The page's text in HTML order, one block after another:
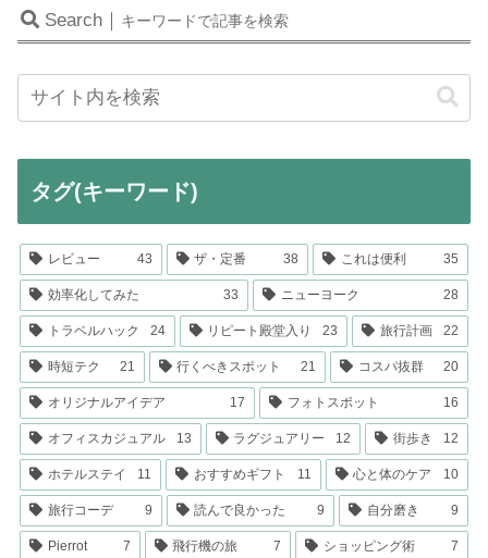
Search｜ キーワードで記事を検索
タグ(キーワード)
レビュー 43 ザ・定番 38 これは便利 35
効率化してみた 33 ニューヨーク 28
トラベルハック 24 リピート殿堂入り 23 旅行計画 22
時短テク 21 行くべきスポット 21 コスパ抜群 20
オリジナルアイデア 17 フォトスポット 16
オフィスカジュアル 13 ラグジュアリー 12 街歩き 12
ホテルステイ 11 おすすめギフト 11 心と体のケア 10
旅行コーデ 9 読んで良かった 9 自分磨き 9
Pierrot 7 飛行機の旅 7 ショッピング術 7